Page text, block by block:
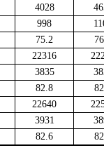
4028
998
75.2
22316
3835
82.8
22640
3931
82.6